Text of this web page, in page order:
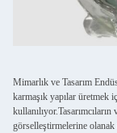
Mimarlık ve Tasarım
karmaşık yapılar üretmek
görselleştirmelerine